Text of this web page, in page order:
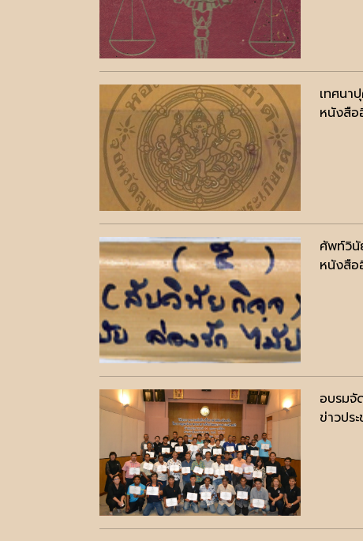
เทศน
หนังสือ
ศัพท์วิ
หนังสือ
อบรมจั
ข่าวปร